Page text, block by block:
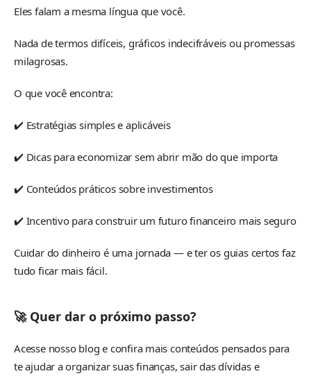
Eles falam a mesma língua que você.
Nada de termos difíceis, gráficos indecifráveis ou promessas
milagrosas.
O que você encontra:
✔️ Estratégias simples e aplicáveis
✔️ Dicas para economizar sem abrir mão do que importa
✔️ Conteúdos práticos sobre investimentos
✔️ Incentivo para construir um futuro financeiro mais seguro
Cuidar do dinheiro é uma jornada — e ter os guias certos faz
tudo ficar mais fácil.
🚀 Quer dar o próximo passo?
Acesse nosso blog e confira mais conteúdos pensados para
te ajudar a organizar suas finanças, sair das dívidas e